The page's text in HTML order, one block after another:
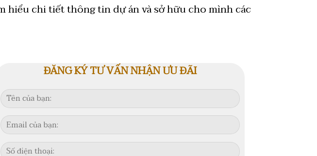
hiểu chi tiết thông tin dự án và sở hữu cho mình các
ĐĂNG KÝ TƯ VẤN NHẬN ƯU ĐÃI